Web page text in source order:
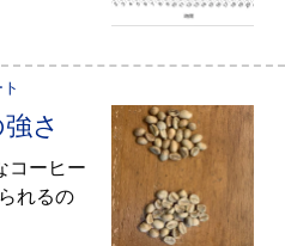
さ
コーヒー
れるの